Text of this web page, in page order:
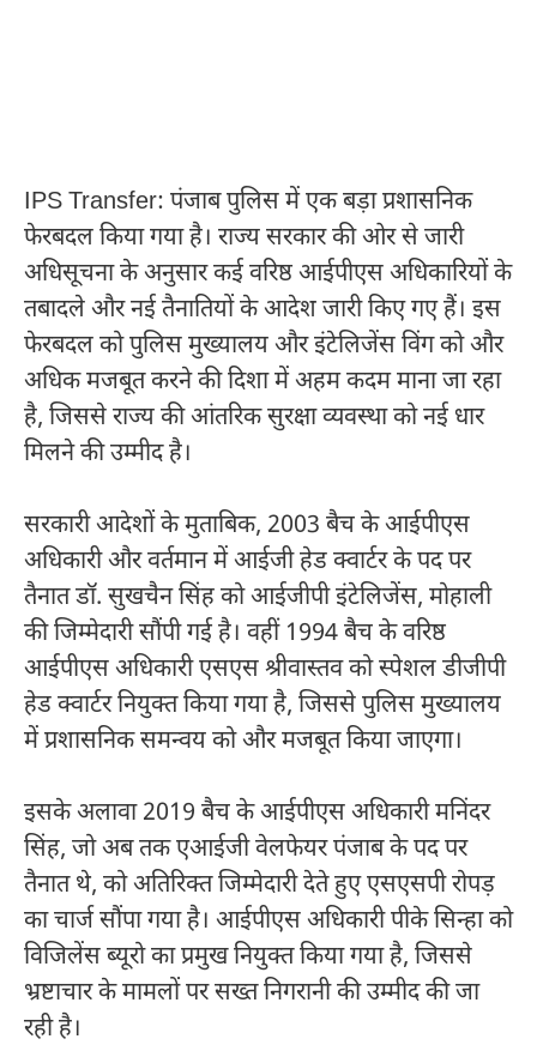
IPS Transfer: पंजाब पुलिस में एक बड़ा प्रशासनिक
फेरबदल किया गया है। राज्य सरकार की ओर से जारी
अधिसूचना के अनुसार कई वरिष्ठ आईपीएस अधिकारियों के
तबादले और नई तैनातियों के आदेश जारी किए गए हैं। इस
फेरबदल को पुलिस मुख्यालय और इंटेलिजेंस विंग को और
अधिक मजबूत करने की दिशा में अहम कदम माना जा रहा
है, जिससे राज्य की आंतरिक सुरक्षा व्यवस्था को नई धार
मिलने की उम्मीद है।
सरकारी आदेशों के मुताबिक, 2003 बैच के आईपीएस
अधिकारी और वर्तमान में आईजी हेड क्वार्टर के पद पर
तैनात डॉ. सुखचैन सिंह को आईजीपी इंटेलिजेंस, मोहाली
की जिम्मेदारी सौंपी गई है। वहीं 1994 बैच के वरिष्ठ
आईपीएस अधिकारी एसएस श्रीवास्तव को स्पेशल डीजीपी
हेड क्वार्टर नियुक्त किया गया है, जिससे पुलिस मुख्यालय
में प्रशासनिक समन्वय को और मजबूत किया जाएगा।
इसके अलावा 2019 बैच के आईपीएस अधिकारी मनिंदर
सिंह, जो अब तक एआईजी वेलफेयर पंजाब के पद पर
तैनात थे, को अतिरिक्त जिम्मेदारी देते हुए एसएसपी रोपड़
का चार्ज सौंपा गया है। आईपीएस अधिकारी पीके सिन्हा को
विजिलेंस ब्यूरो का प्रमुख नियुक्त किया गया है, जिससे
भ्रष्टाचार के मामलों पर सख्त निगरानी की उम्मीद की जा
रही है।